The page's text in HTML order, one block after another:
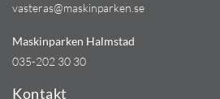
vasteras@maskinparken.se
Maskinparken Halmstad
035-202 30 30
Kontakt